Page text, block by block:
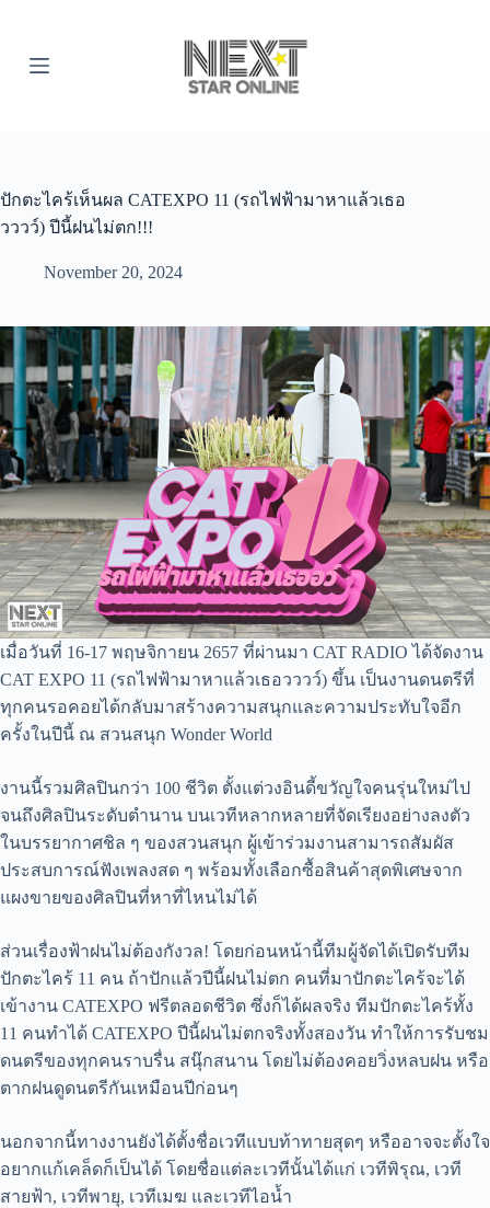
p
t
n
ปักตะไคร้เห็นผล CATEXPO 11 (รถไฟฟ้ามาหาแล้วเธอ
วววว์) ปีนี้ฝนไม่ตก!!!
November 20, 2024
เมื่อวันที่ 16-17 พฤษจิกายน 2657 ที่ผ่านมา CAT RADIO ได้จัดงาน
CAT EXPO 11 (รถไฟฟ้ามาหาแล้วเธอวววว์) ขึ้น เป็นงานดนตรีที่
ทุกคนรอคอยได้กลับมาสร้างความสนุกและความประทับใจอีก
ครั้งในปีนี้ ณ สวนสนุก Wonder World
งานนี้รวมศิลปินกว่า 100 ชีวิต ตั้งแต่วงอินดี้ขวัญใจคนรุ่นใหม่ไป
จนถึงศิลปินระดับตำนาน บนเวทีหลากหลายที่จัดเรียงอย่างลงตัว
ในบรรยากาศชิล ๆ ของสวนสนุก ผู้เข้าร่วมงานสามารถสัมผัส
ประสบการณ์ฟังเพลงสด ๆ พร้อมทั้งเลือกซื้อสินค้าสุดพิเศษจาก
แผงขายของศิลปินที่หาที่ไหนไม่ได้
ส่วนเรื่องฟ้าฝนไม่ต้องกังวล! โดยก่อนหน้านี้ทีมผู้จัดได้เปิดรับทีม
ปักตะไคร้ 11 คน ถ้าปักแล้วปีนี้ฝนไม่ตก คนที่มาปักตะไคร้จะได้
เข้างาน CATEXPO ฟรีตลอดชีวิต ซึ่งก็ได้ผลจริง ทีมปักตะไคร้ทั้ง
11 คนทำได้ CATEXPO ปีนี้ฝนไม่ตกจริงทั้งสองวัน ทำให้การรับชม
ดนตรีของทุกคนราบรื่น สนุ๊กสนาน โดยไม่ต้องคอยวิ่งหลบฝน หรือ
ตากฝนดูดนตรีกันเหมือนปีก่อนๆ
นอกจากนี้ทางงานยังได้ตั้งชื่อเวทีแบบท้าทายสุดๆ หรืออาจจะตั้งใจ
อยากแก้เคล็ดก็เป็นได้ โดยชื่อแต่ละเวทีนั้นได้แก่ เวทีพิรุณ, เวที
สายฟ้า, เวทีพายุ, เวทีเมฆ และเวทีไอน้ำ